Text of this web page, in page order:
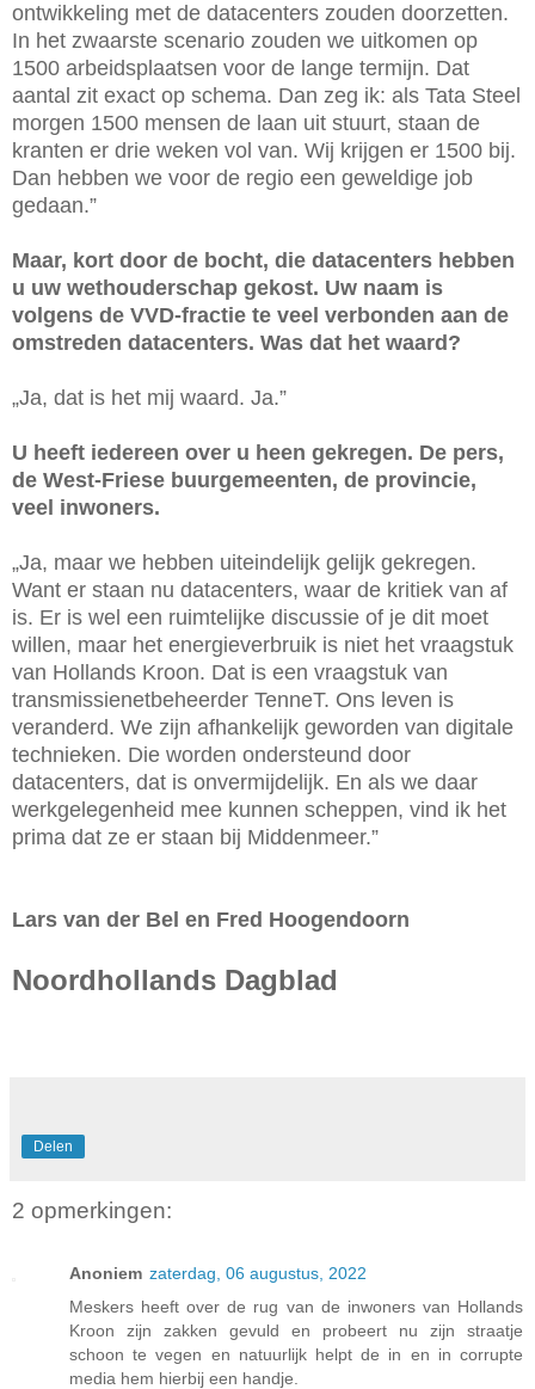
ontwikkeling met de datacenters zouden doorzetten.
In het zwaarste scenario zouden we uitkomen op
1500 arbeidsplaatsen voor de lange termijn. Dat
aantal zit exact op schema. Dan zeg ik: als Tata Steel
morgen 1500 mensen de laan uit stuurt, staan de
kranten er drie weken vol van. Wij krijgen er 1500 bij.
Dan hebben we voor de regio een geweldige job
gedaan.”
Maar, kort door de bocht, die datacenters hebben
u uw wethouderschap gekost. Uw naam is
volgens de VVD-fractie te veel verbonden aan de
omstreden datacenters. Was dat het waard?
„Ja, dat is het mij waard. Ja.”
U heeft iedereen over u heen gekregen. De pers,
de West-Friese buurgemeenten, de provincie,
veel inwoners.
„Ja, maar we hebben uiteindelijk gelijk gekregen.
Want er staan nu datacenters, waar de kritiek van af
is. Er is wel een ruimtelijke discussie of je dit moet
willen, maar het energieverbruik is niet het vraagstuk
van Hollands Kroon. Dat is een vraagstuk van
transmissienetbeheerder TenneT. Ons leven is
veranderd. We zijn afhankelijk geworden van digitale
technieken. Die worden ondersteund door
datacenters, dat is onvermijdelijk. En als we daar
werkgelegenheid mee kunnen scheppen, vind ik het
prima dat ze er staan bij Middenmeer.”
Lars van der Bel en Fred Hoogendoorn
Noordhollands Dagblad
Delen
2 opmerkingen:
Anoniem zaterdag, 06 augustus, 2022
Meskers heeft over de rug van de inwoners van Hollands
Kroon zijn zakken gevuld en probeert nu zijn straatje
schoon te vegen en natuurlijk helpt de in en in corrupte
media hem hierbij een handje.